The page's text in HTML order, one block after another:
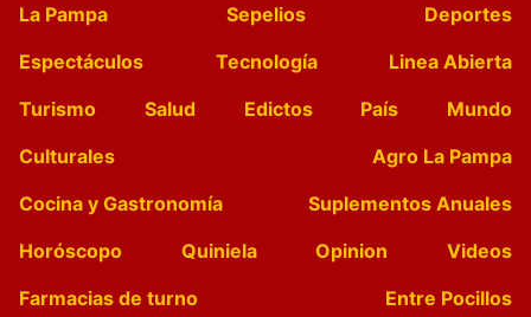
La Pampa Sepelios
Deportes
Espectáculos
Tecnología
Linea Abierta
Turismo
Salud Edictos País
Mundo
Culturales
Agro La Pampa
Cocina y Gastronomía
Suplementos Anuales
Horóscopo
Quiniela Opinion
Videos
Farmacias de turno
Entre Pocillos